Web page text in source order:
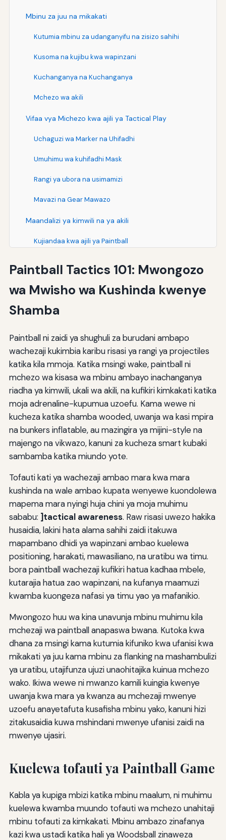
Mbinu za juu na mikakati
Kutumia mbinu za udanganyifu na zisizo sahihi
Kusoma na kujibu kwa wapinzani
Kuchanganya na Kuchanganya
Mchezo wa akili
Vifaa vya Michezo kwa ajili ya Tactical Play
Uchaguzi wa Marker na Uhifadhi
Umuhimu wa kuhifadhi Mask
Rangi ya ubora na usimamizi
Mavazi na Gear Mawazo
Maandalizi ya kimwili na ya akili
Kujiandaa kwa ajili ya Paintball
Makosa ya Timu
Makosa ya
Mazoezi na uboreshaji wa kuendelea
Shughuli za ujenzi wa miundombinu
Kujifunza kutoka kwa uzoefu
Wajibu wa Mafunzo ya Kimwili
Kuweka yote pamoja
Safari ya kuboresha
Maoni juu ya Tactical Excellence
Paintball Tactics 101: Mwongozo
wa Mwisho wa Kushinda kwenye
Shamba
Paintball ni zaidi ya shughuli za burudani ambapo
wachezaji kukimbia karibu risasi ya rangi ya projectiles
katika kila mmoja. Katika msingi wake, paintball ni
mchezo wa kisasa wa mbinu ambayo inachanganya
riadha ya kimwili, ukali wa akili, na kufikiri kimkakati katika
moja adrenaline-kupumua uzoefu. Kama wewe ni
kucheza katika shamba wooded, uwanja wa kasi mpira
na bunkers inflatable, au mazingira ya mijini-style na
majengo na vikwazo, kanuni za kucheza smart kubaki
sambamba katika miundo yote.
Tofauti kati ya wachezaji ambao mara kwa mara
kushinda na wale ambao kupata wenyewe kuondolewa
mapema mara nyingi huja chini ya moja muhimu
sababu: ]tactical awareness. Raw risasi uwezo hakika
husaidia, lakini hata alama sahihi zaidi itakuwa
mapambano dhidi ya wapinzani ambao kuelewa
positioning, harakati, mawasiliano, na uratibu wa timu.
bora paintball wachezaji kufikiri hatua kadhaa mbele,
kutarajia hatua zao wapinzani, na kufanya maamuzi
kwamba kuongeza nafasi ya timu yao ya mafanikio.
Mwongozo huu wa kina unavunja mbinu muhimu kila
mchezaji wa paintball anapaswa bwana. Kutoka kwa
dhana za msingi kama kutumia kifuniko kwa ufanisi kwa
mikakati ya juu kama mbinu za flanking na mashambulizi
ya uratibu, utajifunza ujuzi unaohitajika kuinua mchezo
wako. Ikiwa wewe ni mwanzo kamili kuingia kwenye
uwanja kwa mara ya kwanza au mchezaji mwenye
uzoefu anayetafuta kusafisha mbinu yako, kanuni hizi
zitakusaidia kuwa mshindani mwenye ufanisi zaidi na
mwenye ujasiri.
Kuelewa tofauti ya Paintball Game
Kabla ya kupiga mbizi katika mbinu maalum, ni muhimu
kuelewa kwamba muundo tofauti wa mchezo unahitaji
mbinu tofauti za kimkakati. Mbinu ambazo zinafanya
kazi kwa ustadi katika hali ya Woodsball zinaweza